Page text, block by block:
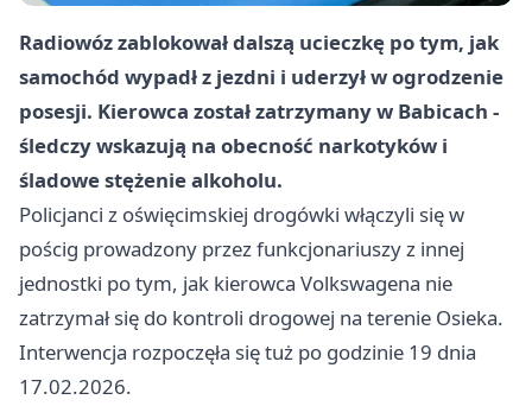
Radiowóz zablokował dalszą ucieczkę po tym, jak
samochód wypadł z jezdni i uderzył w ogrodzenie
posesji. Kierowca został zatrzymany w Babicach -
śledczy wskazują na obecność narkotyków i
śladowe stężenie alkoholu.
Policjanci z oświęcimskiej drogówki włączyli się w
pościg prowadzony przez funkcjonariuszy z innej
jednostki po tym, jak kierowca Volkswagena nie
zatrzymał się do kontroli drogowej na terenie Osieka.
Interwencja rozpoczęła się tuż po godzinie 19 dnia
17.02.2026.